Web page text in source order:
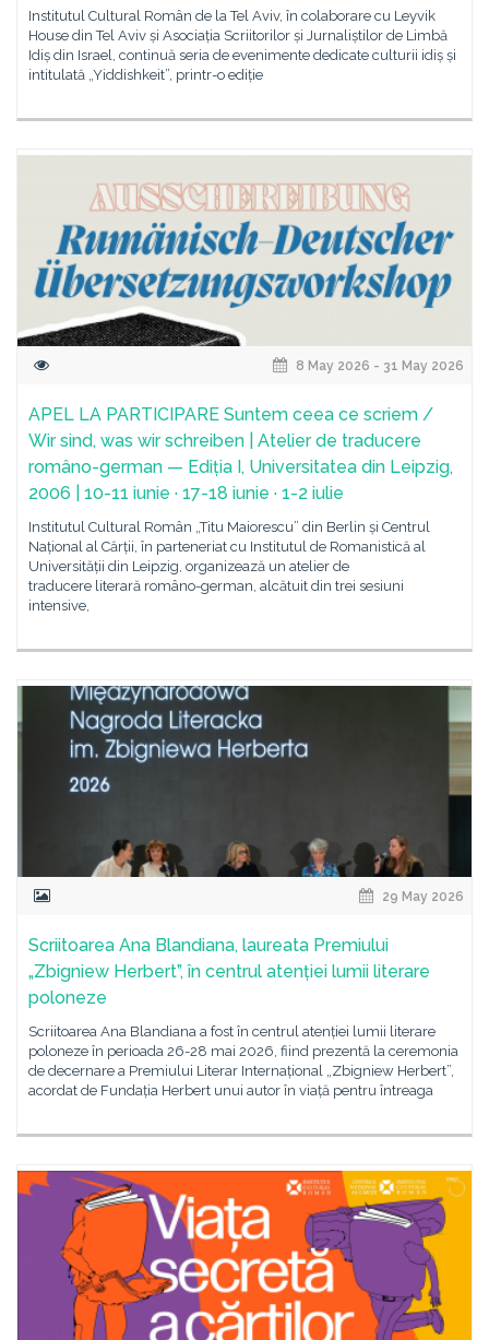
Institutul Cultural Român de la Tel Aviv, în colaborare cu Leyvik
House din Tel Aviv și Asociația Scriitorilor și Jurnaliștilor de Limbă
Idiș din Israel, continuă seria de evenimente dedicate culturii idiș și
intitulată „Yiddishkeit”, printr-o ediție
8 May 2026 - 31 May 2026
APEL LA PARTICIPARE Suntem ceea ce scriem /
Wir sind, was wir schreiben | Atelier de traducere
româno-german — Ediția I, Universitatea din Leipzig,
2006 | 10-11 iunie · 17-18 iunie · 1-2 iulie
Institutul Cultural Român „Titu Maiorescu” din Berlin și Centrul
Național al Cărții, în parteneriat cu Institutul de Romanistică al
Universității din Leipzig, organizează un atelier de
traducere literară româno-german, alcătuit din trei sesiuni
intensive,
29 May 2026
Scriitoarea Ana Blandiana, laureata Premiului
„Zbigniew Herbert”, în centrul atenției lumii literare
poloneze
Scriitoarea Ana Blandiana a fost în centrul atenției lumii literare
poloneze în perioada 26-28 mai 2026, fiind prezentă la ceremonia
de decernare a Premiului Literar Internațional „Zbigniew Herbert”,
acordat de Fundația Herbert unui autor în viață pentru întreaga